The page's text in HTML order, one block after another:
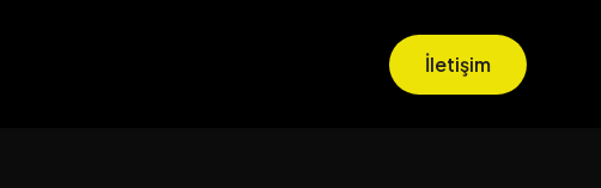
İletişim